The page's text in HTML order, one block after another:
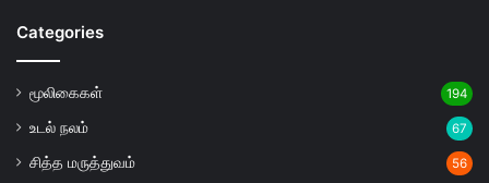
Categories
மூலிகைகள் 194
உடல் நலம் 67
சித்த மருத்துவம் 56